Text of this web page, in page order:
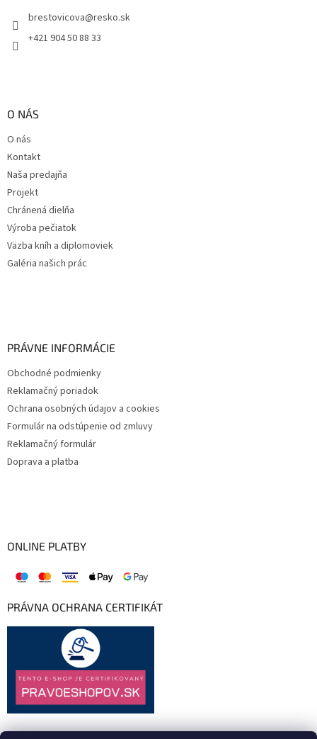
brestovicova@resko.sk
+421 904 50 88 33
O NÁS
O nás
Kontakt
Naša predajňa
Projekt
Chránená dielňa
Výroba pečiatok
Väzba kníh a diplomoviek
Galéria našich prác
PRÁVNE INFORMÁCIE
Obchodné podmienky
Reklamačný poriadok
Ochrana osobných údajov a cookies
Formulár na odstúpenie od zmluvy
Reklamačný formulár
Doprava a platba
ONLINE PLATBY
PRÁVNA OCHRANA CERTIFIKÁT